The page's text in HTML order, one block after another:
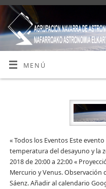
MENÚ
« Todos los Eventos Este
temperatura del desayuno y la
2018 de 20:00 a 22:00 «
Mercurio y Venus. Observación
Sáenz. Añadir al calendario